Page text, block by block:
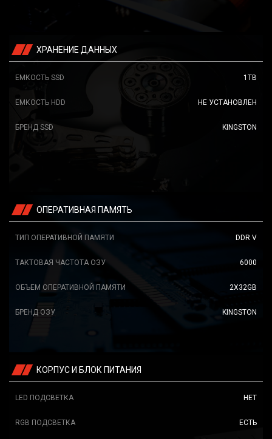
ХРАНЕНИЕ ДАННЫХ
ЕМКОСТЬ SSD 1TB
ЕМКОСТЬ HDD НЕ УСТАНОВЛЕН
БРЕНД SSD KINGSTON
ОПЕРАТИВНАЯ ПАМЯТЬ
ТИП ОПЕРАТИВНОЙ ПАМЯТИ DDR V
ТАКТОВАЯ ЧАСТОТА ОЗУ 6000
ОБЪЕМ ОПЕРАТИВНОЙ ПАМЯТИ 2X32GB
БРЕНД ОЗУ KINGSTON
КОРПУС И БЛОК ПИТАНИЯ
LED ПОДСВЕТКА НЕТ
RGB ПОДСВЕТКА ЕСТЬ